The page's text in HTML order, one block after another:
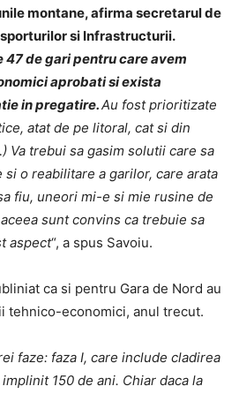
montane, afirma secretarul de
si Infrastructurii.
47 de gari pentru care avem
aprobati si exista
in pregatire.Au fost prioritizate
atat de pe litoral, cat si din
Va trebui sa gasim solutii care sa
o reabilitare a garilor, care arata
fiu, uneori mi-e si mie rusine de
sunt convins ca trebuie sa
aspect“, a spus Savoiu.
ca si pentru Gara de Nord au
tehnico-economici, anul trecut.
faze: faza I, care include cladirea
150 de ani. Chiar daca la